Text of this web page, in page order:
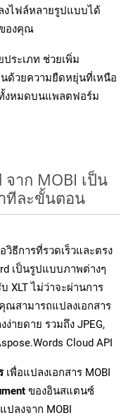
งไฟล์หลายรูปแบบได้
องคุณ
ระเภท ช่วยเพิ่ม
ด้วยความยืดหยุ่นที่เหนือ
งหมดบนแพลตฟอร์ม
จาก MOBI เป็น
ทีละขั้นตอน
วิธีการที่รวดเร็วและตรง
เป็นรูปแบบภาพต่างๆ
XLT ไม่ว่าจะผ่านการ
คุณสามารถแปลงเอกสาร
ายดาย รวมถึง JPEG,
Cloud API
เพื่อแปลงเอกสาร MOBI
ของอินสแตนซ์
ปลงจาก MOBI